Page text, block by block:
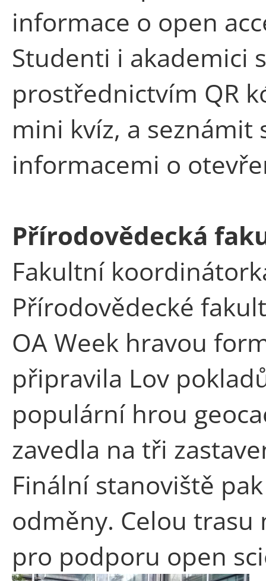
informace o open
Studenti i akademici
prostřednictvím QR
mini kvíz, a seznámit
informacemi o
Přírodovědecká
Fakultní
Přírodovědecké
OA Week hravou
připravila Lov
populární hrou
zavedla na tři
Finální stanoviště
odměny. Celou
pro podporu open